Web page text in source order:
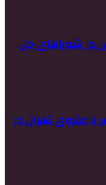
شوراهای حل
هزار مسافر با متروی تهران در